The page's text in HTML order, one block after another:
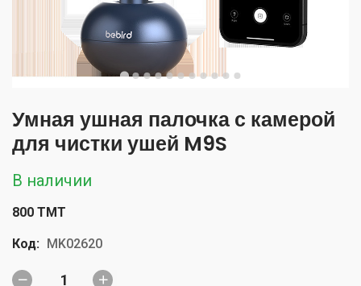
Умная ушная палочка с камерой
для чистки ушей M9S
В наличии
800 TMT
Код: MK02620